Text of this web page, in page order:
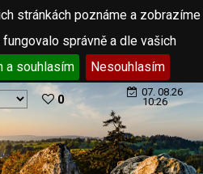
stránkách poznáme a zobrazíme
správně a dle vašich
a souhlasím Nesouhlasím
0
07. 08.26
10:26